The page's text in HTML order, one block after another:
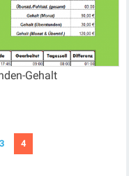
Gehalt
3 4